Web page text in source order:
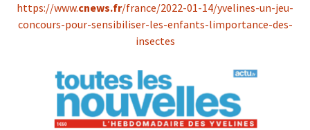
https://www.cnews.fr/france/2022-01-14/yvelines-un-jeu-
concours-pour-sensibiliser-les-enfants-limportance-des-
insectes